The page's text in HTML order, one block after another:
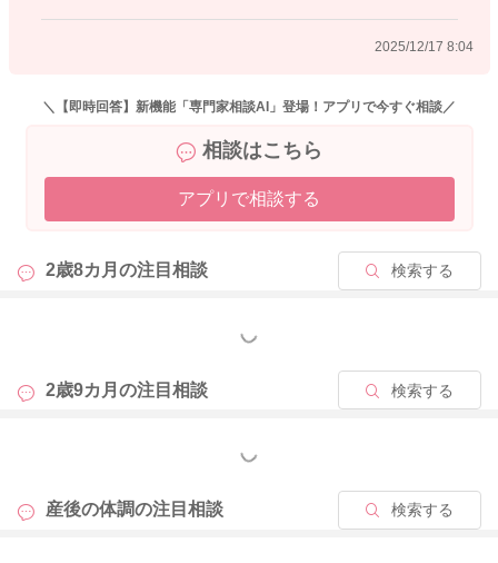
2025/12/17 8:04
＼【即時回答】新機能「専門家相談AI」登場！アプリで今すぐ相談／
相談はこちら
アプリで相談する
2歳8カ月の注目相談 検索する
もっと見る
2歳9カ月の注目相談 検索する
もっと見る
産後の体調の注目相談 検索する